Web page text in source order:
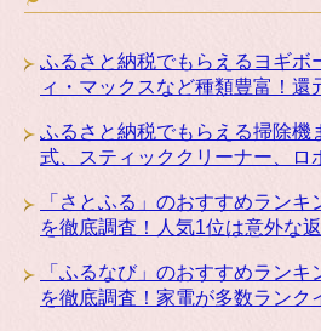
ふるさと納税でもらえるヨギボ
ィ・マックスなど種類豊富！還
ふるさと納税でもらえる掃除機
式、スティッククリーナー、ロ
「さとふる」のおすすめラン
を徹底調査！人気1位は意外な
「ふるなび」のおすすめラン
を徹底調査！家電が多数ランク